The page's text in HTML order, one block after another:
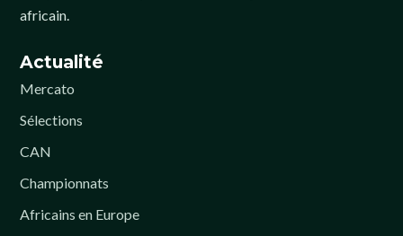
africain.
Actualité
Mercato
Sélections
CAN
Championnats
Africains en Europe